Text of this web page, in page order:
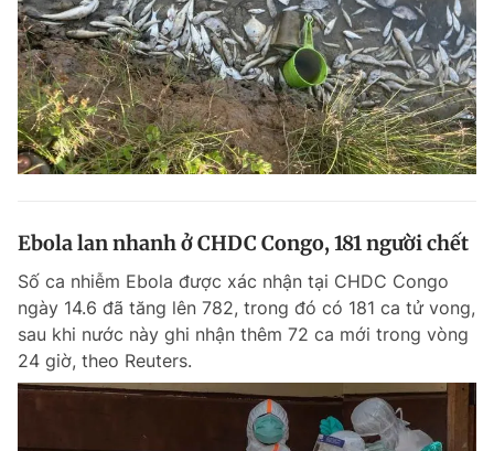
Theo dõi báo trên
Hotline
0906 645 777
Liên hệ quảng cáo
0908 780 404
Đặt báo Quảng cáo RSS Tòa soạn Chính sách bảo
Phó tổng biên tập: Lâm Hiếu Dũng
Tổng thư ký tòa soạn: Đức Trung
Giấy phép xuất bản số 110/GP - BTTTT cấp ngày 24.3.2020
© 2003-2026 Bản quyền thuộc về Báo Thanh Niên. Cấm sao chép
dưới mọi hình thức nếu không có sự chấp thuận bằng văn bản.
Phát triển bởi ePi Technologies, JSC.
Ebola lan nhanh ở CHDC Congo, 181 người chết
Số ca nhiễm Ebola được xác nhận tại CHDC Congo
ngày 14.6 đã tăng lên 782, trong đó có 181 ca tử vong,
sau khi nước này ghi nhận thêm 72 ca mới trong vòng
24 giờ, theo Reuters.